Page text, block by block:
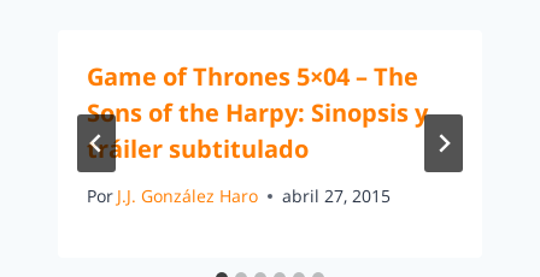
Game of Thrones 5×04 – The
Sons of the Harpy: Sinopsis y
tráiler subtitulado
Por J.J. González Haro abril 27, 2015